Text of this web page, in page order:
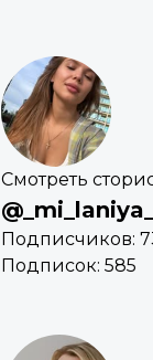
Смотреть
Подписчиков:
Подписок: 585